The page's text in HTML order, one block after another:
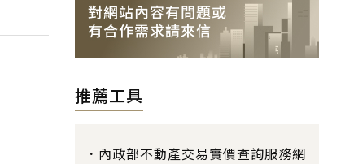
推薦工具
內政部不動產交易實價查詢服務網